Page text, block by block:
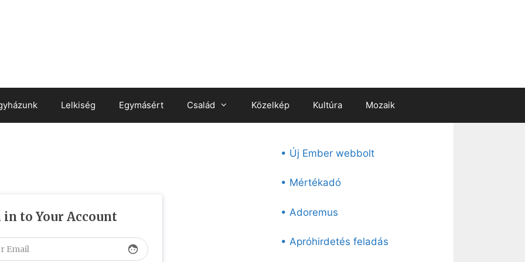
Lelkiség Egymásért Család Közelkép Kultúra Mozaik
in to Your Account
face
• Új Ember webbolt
• Mértékadó
• Adoremus
• Apróhirdetés feladás